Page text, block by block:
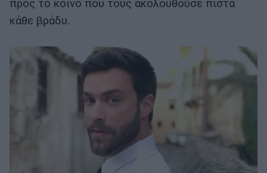
προς το κοινό που τους ακολουθούσε πιστά
κάθε βράδυ.